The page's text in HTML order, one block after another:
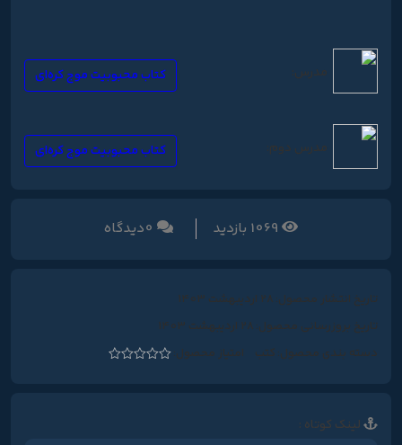
مدرس: کتاب محبوبیت موج کره‌ای
مدرس دوم: کتاب محبوبیت موج کره‌ای
تاریخ انتشار محصول: 28 اردیبهشت 1403
تاریخ بروزرسانی محصول: 28 اردیبهشت 1403
دسته بندی محصول: کتب امتیاز محصول:
لينک کوتاه :